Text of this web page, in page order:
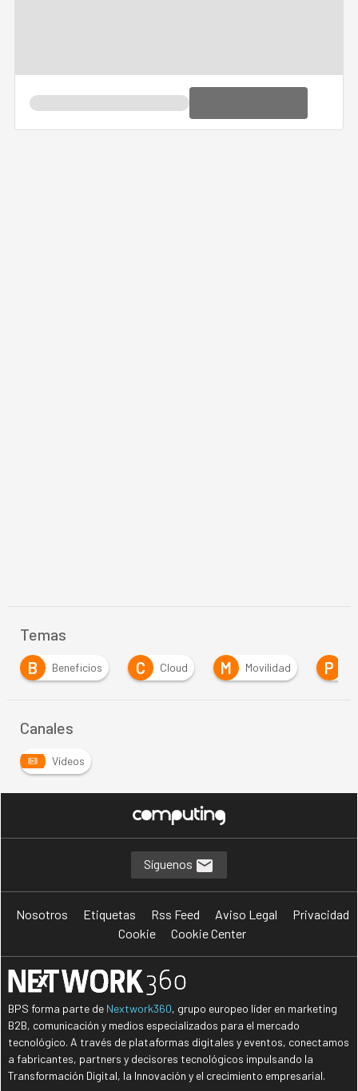
Temas
B
Beneficios C Cloud M Movilidad P
Canales
Vídeos
Síguenos
Nosotros Etiquetas Rss Feed Aviso Legal
Privacidad
Cookie
Cookie Center
BPS forma parte de Nextwork360, grupo europeo líder en marketing
B2B, comunicación y medios especializados para el mercado
tecnológico. A través de plataformas digitales y eventos, conectamos
a fabricantes, partners y decisores tecnológicos impulsando la
Transformación Digital, la Innovación y el crecimiento empresarial.